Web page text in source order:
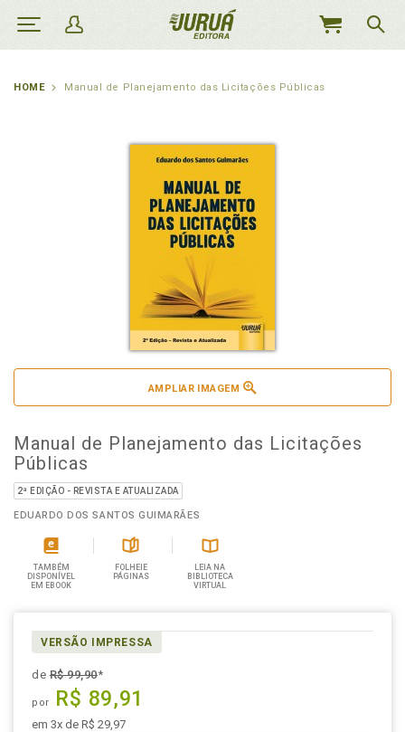
MEU
HOME Manual de Planejamento das Licitações Públicas
AMPLIAR IMAGEM
Manual de Planejamento das Licitações
Públicas
2ª EDIÇÃO - REVISTA E ATUALIZADA
EDUARDO DOS SANTOS GUIMARÃES
TAMBÉM
DISPONÍVEL
EM EBOOK
FOLHEIE
PÁGINAS
LEIA NA
BIBLIOTECA
VIRTUAL
VERSÃO IMPRESSA
deR$ 99,90*
por R$ 89,91
em 3x de R$ 29,97